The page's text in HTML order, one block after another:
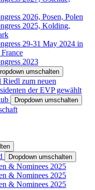
2026, Posen, Polen
2025, Kolding,
29-31 May 2024 in
2023
umschalten
Riedl zum neuen
der EVP gewählt
Dropdown umschalten
Dropdown umschalten
& Nominees 2025
& Nominees 2025
& Nominees 2025